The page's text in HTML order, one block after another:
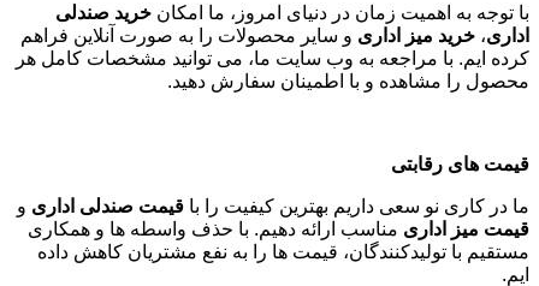
با توجه به اهمیت زمان در دنیای امروز، ما امکان خرید صندلی
اداری، خرید میز اداری و سایر محصولات را به صورت آنلاین فراهم
کرده ایم. با مراجعه به وب سایت ما، می توانید مشخصات کامل هر
محصول را مشاهده و با اطمینان سفارش دهید.
قیمت های رقابتی
ما در کاری نو سعی داریم بهترین کیفیت را با قیمت صندلی اداری و
قیمت میز اداری مناسب ارائه دهیم. با حذف واسطه ها و همکاری
مستقیم با تولیدکنندگان، قیمت ها را به نفع مشتریان کاهش داده
ایم.